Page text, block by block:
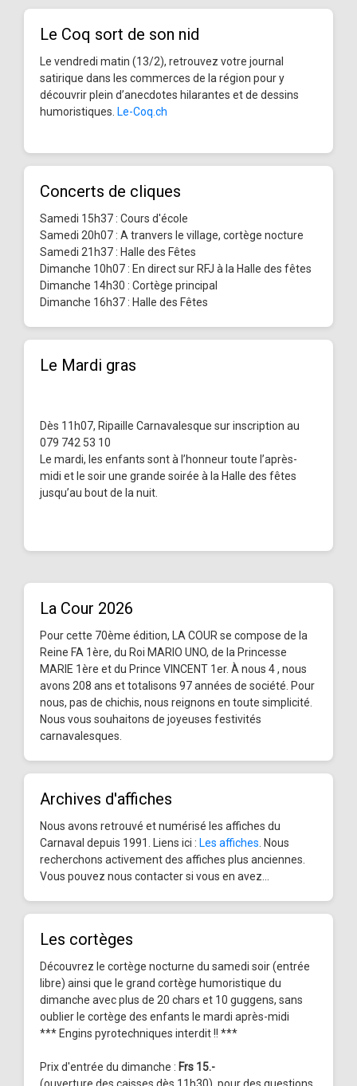
Le Coq sort de son nid
Le vendredi matin (13/2), retrouvez votre journal
satirique dans les commerces de la région pour y
découvrir plein d’anecdotes hilarantes et de dessins
humoristiques. Le-Coq.ch
Concerts de cliques
Samedi 15h37 : Cours d'école
Samedi 20h07 : A tranvers le village, cortège nocture
Samedi 21h37 : Halle des Fêtes
Dimanche 10h07 : En direct sur RFJ à la Halle des fêtes
Dimanche 14h30 : Cortège principal
Dimanche 16h37 : Halle des Fêtes
Le Mardi gras
Dès 11h07, Ripaille Carnavalesque sur inscription au
079 742 53 10
Le mardi, les enfants sont à l’honneur toute l’après-
midi et le soir une grande soirée à la Halle des fêtes
jusqu’au bout de la nuit.
La Cour 2026
Pour cette 70ème édition, LA COUR se compose de la
Reine FA 1ère, du Roi MARIO UNO, de la Princesse
MARIE 1ère et du Prince VINCENT 1er. À nous 4 , nous
avons 208 ans et totalisons 97 années de société. Pour
nous, pas de chichis, nous reignons en toute simplicité.
Nous vous souhaitons de joyeuses festivités
carnavalesques.
Archives d'affiches
Nous avons retrouvé et numérisé les affiches du
Carnaval depuis 1991. Liens ici : Les affiches . Nous
recherchons activement des affiches plus anciennes.
Vous pouvez nous contacter si vous en avez...
Les cortèges
Découvrez le cortège nocturne du samedi soir (entrée
libre) ainsi que le grand cortège humoristique du
dimanche avec plus de 20 chars et 10 guggens, sans
oublier le cortège des enfants le mardi après-midi
*** Engins pyrotechniques interdit !! ***
Prix d'entrée du dimanche : Frs 15.-